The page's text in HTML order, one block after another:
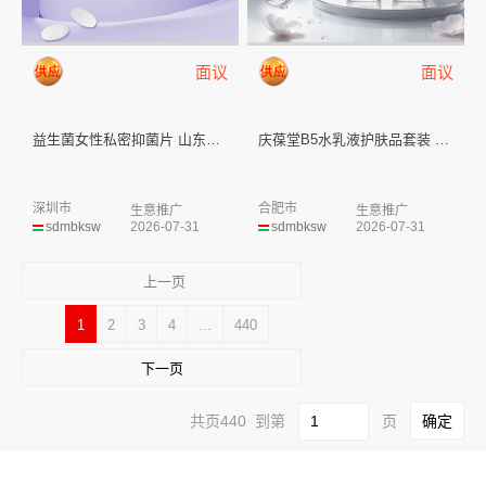
面议
益生菌女性私密抑菌片 山东庆葆...
sdmbksw
深圳市
生意推广
2026-07-31
面议
庆葆堂B5水乳液护肤品套装 山...
sdmbksw
合肥市
生意推广
2026-07-31
上一页
1 2 3 4 ... 440
下一页
共页440 到第 页